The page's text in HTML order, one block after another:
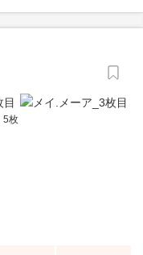
5枚